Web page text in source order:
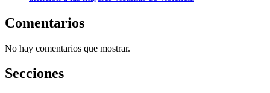
Comentarios
No hay comentarios que mostrar.
Secciones